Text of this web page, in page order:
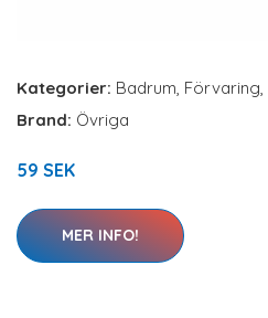
Kategorier: Badrum, Förvaring,
Brand: Övriga
59 SEK
MER INFO!